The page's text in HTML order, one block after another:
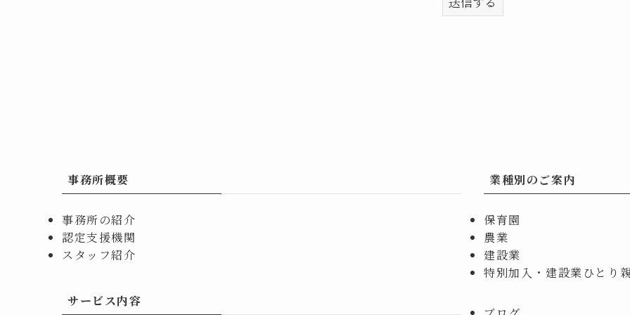
事務所概要
事務所の紹介
認定支援機関
スタッフ紹介
サービス内容
業種別のご案内
保育園
農業
建設業
特別加入・建設業ひとり